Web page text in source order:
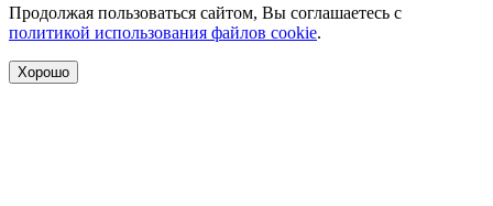
Продолжая пользоваться сайтом, Вы соглашаетесь с
политикой использования файлов cookie.
Хорошо